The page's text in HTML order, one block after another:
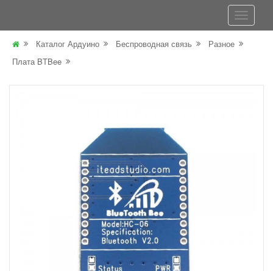
Каталог Ардуино Беспроводная связь
Разное
Плата BTBee